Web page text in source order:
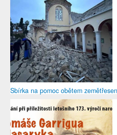
Sbírka na pomoc obětem